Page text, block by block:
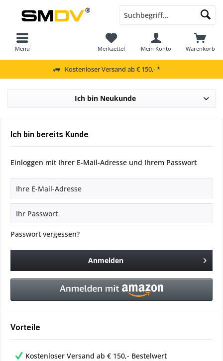
Menü Warenkorb
Merkzettel Mein Konto
Kostenloser Versand ab € 150,- *
Ich bin Neukunde
Ich bin bereits Kunde
Einloggen mit Ihrer E-Mail-Adresse und Ihrem Passwort
Passwort vergessen?
Anmelden
Vorteile
Kostenloser Versand ab € 150,- Bestelwert